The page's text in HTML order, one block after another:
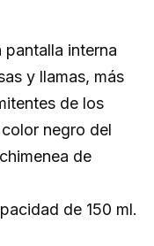
pantalla interna
y llamas, más
de los
negro del
de
de 150 ml.